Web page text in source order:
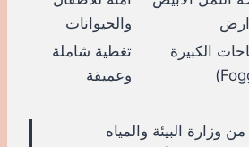
والحيوانات
الكبيرة
تغطية شاملة
وعميقة
وزارة البيئة والمياه